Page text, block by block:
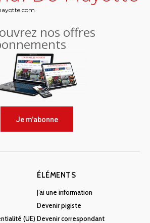
nos offres
Je m'abonne
(UE)
ÉLÉMENTS
J’ai une information
Devenir pigiste
Devenir correspondant